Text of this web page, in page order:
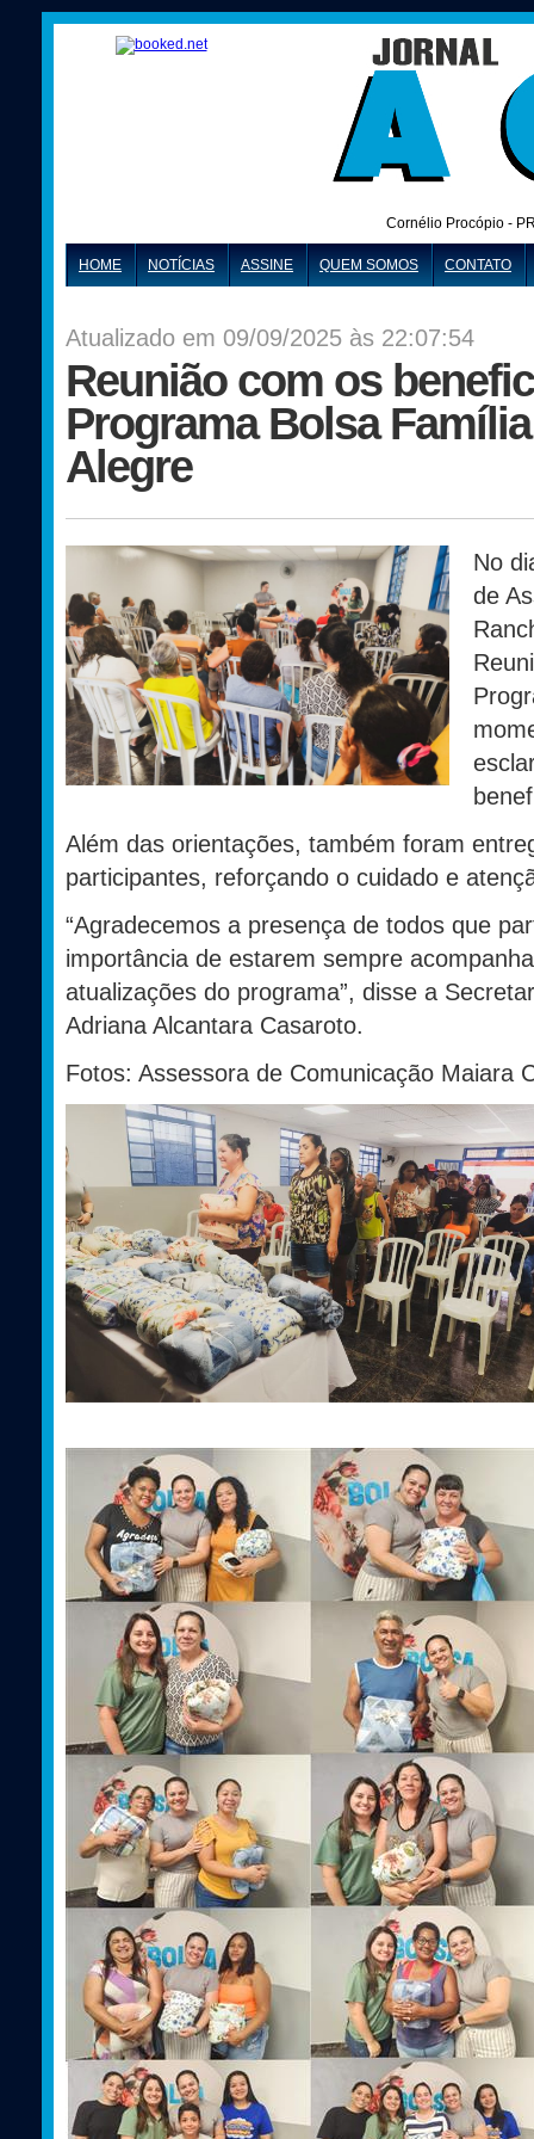
Cornélio Procópio -
HOME NOTÍCIAS ASSINE QUEM SOMOS CONTATO
Atualizado em 09/09/2025 às 22:07:54
Reunião com os
Programa Bolsa
Alegre
No
de
Além das orientações, também foram
participantes, reforçando o cuidado e
“Agradecemos a presença de todos que
importância de estarem sempre
atualizações do programa”, disse a
Adriana Alcantara Casaroto.
Fotos: Assessora de Comunicação Maiara